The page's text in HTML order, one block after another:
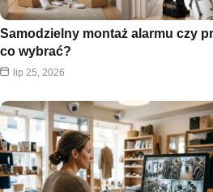
Samodzielny montaż alarmu czy
co wybrać?
lip 25, 2026